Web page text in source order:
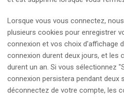
Lorsque vous vous connectez,
plusieurs cookies pour enregistrer
connexion et vos choix d'affichage
connexion durent deux jours, et les
durent un an. Si vous sélectionnez
connexion persistera pendant deux
déconnectez de votre compte, les